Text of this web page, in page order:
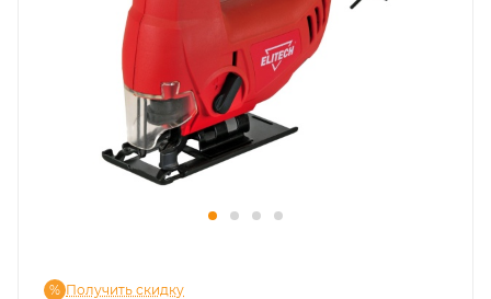
Получить скидку